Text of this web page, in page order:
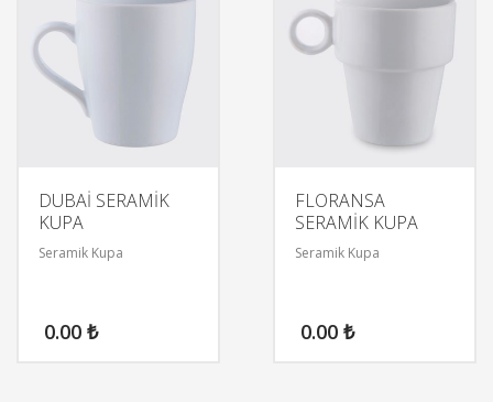
DUBAİ SERAMİK
KUPA
Seramik Kupa
0.00 ₺
FLORANSA
SERAMİK KUPA
Seramik Kupa
0.00 ₺